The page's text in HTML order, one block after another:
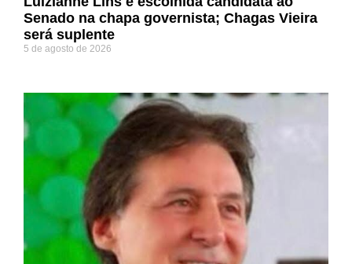
Senado na chapa governista; Chagas Vieira
será suplente
5 de agosto de 2026